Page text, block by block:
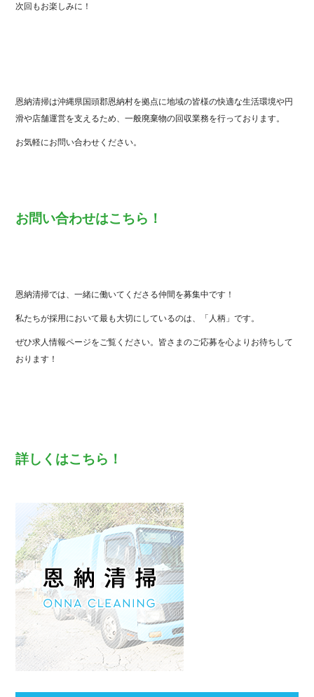
次回もお楽しみに！
恩納清掃は沖縄県国頭郡恩納村を拠点に地域の皆様の快適な生活環境や円
滑や店舗運営を支えるため、一般廃棄物の回収業務を行っております。
お気軽にお問い合わせください。
お問い合わせはこちら！
恩納清掃では、一緒に働いてくださる仲間を募集中です！
私たちが採用において最も大切にしているのは、「人柄」です。
ぜひ求人情報ページをご覧ください。皆さまのご応募を心よりお待ちして
おります！
詳しくはこちら！